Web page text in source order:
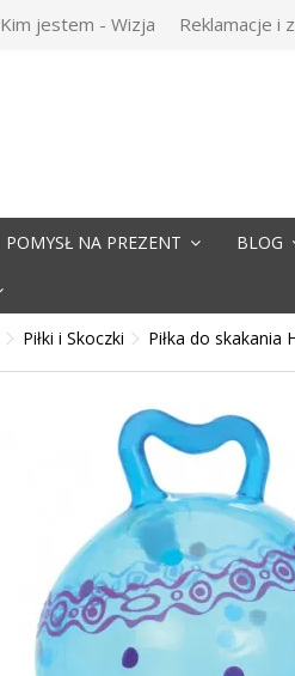
Kim jestem - Wizja Reklamacje i
POMYSŁ NA PREZENT BLOG
Piłki i Skoczki Piłka do skakania